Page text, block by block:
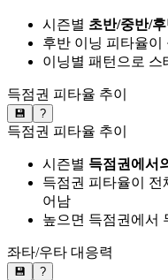
시즌별 초반/중반/
후반 이닝 피타율이
이닝별 패턴으로 스
득점권 피타율 추이
💾 ?
득점권 피타율 추이
시즌별 득점권에서
득점권 피타율이 전
어남
높으면 득점권에서
좌타/우타 대응력
💾 ?